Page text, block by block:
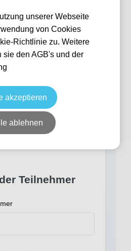
Tickets für diese Veranstaltung
Sorge! Sie können eine Ticket-
kontaktieren Sie, sobald Tickets
helfen Ihnen bei der Suche nach
Formular aus und wir
mit Preisen und Verfügbarkeit.
Teilnehmer
unserer Webseite
von Cookies
Richtlinie zu. Weitere
sie den AGB's und der
akzeptieren
ablehnen